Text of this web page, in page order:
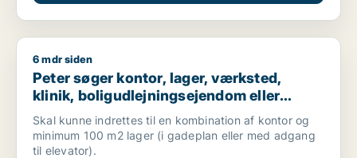
Peter søger kontor, lager, værksted, klinik,
6 mdr siden
Peter søger kontor, lager, værksted,
klinik, boligudlejningsejendom eller
produktionslokaler til salg i
Frederiksberg, Østerbro eller Nordhavn
m.fl.
Skal kunne indrettes til en kombination af kontor og
minimum 100 m2 lager (i gadeplan eller med adgang
til elevator).